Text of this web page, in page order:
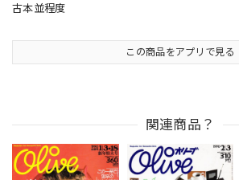
古本並程度
この商品をアプリで見る
関連商品？